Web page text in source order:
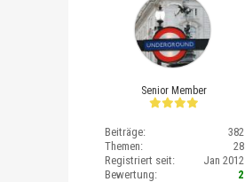
Senior Member
Beiträge:
382
Themen:
28
Registriert seit:
Jan 2012
Bewertung:
2